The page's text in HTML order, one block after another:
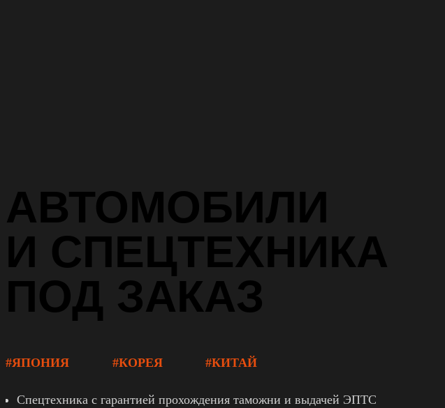
АВТОМОБИЛИ
И СПЕЦТЕХНИКА
ПОД ЗАКАЗ
#ЯПОНИЯ #КОРЕЯ #КИТАЙ
Cпецтехника с гарантией прохождения таможни и выдачей ЭПТС